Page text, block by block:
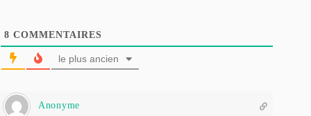
8 COMMENTAIRES
le plus ancien
Anonyme